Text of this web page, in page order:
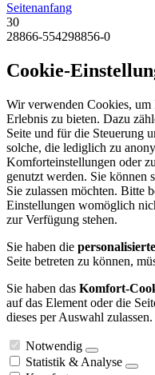
Seitenanfang
30
28866-554298856-0
Cookie-
Wir verwenden Cookies, um
Erlebnis zu bieten. Dazu
Seite und für die Steuerung
solche, die lediglich zu
Komforteinstellungen oder
genutzt werden. Sie können
Sie zulassen möchten. Bitte
Einstellungen womöglich
zur Verfügung stehen.
Sie haben die
Seite betreten zu können,
Sie haben das Komfort-
auf das Element oder die
dieses per Auswahl zulassen.
Notwendig
Statistik & Analyse